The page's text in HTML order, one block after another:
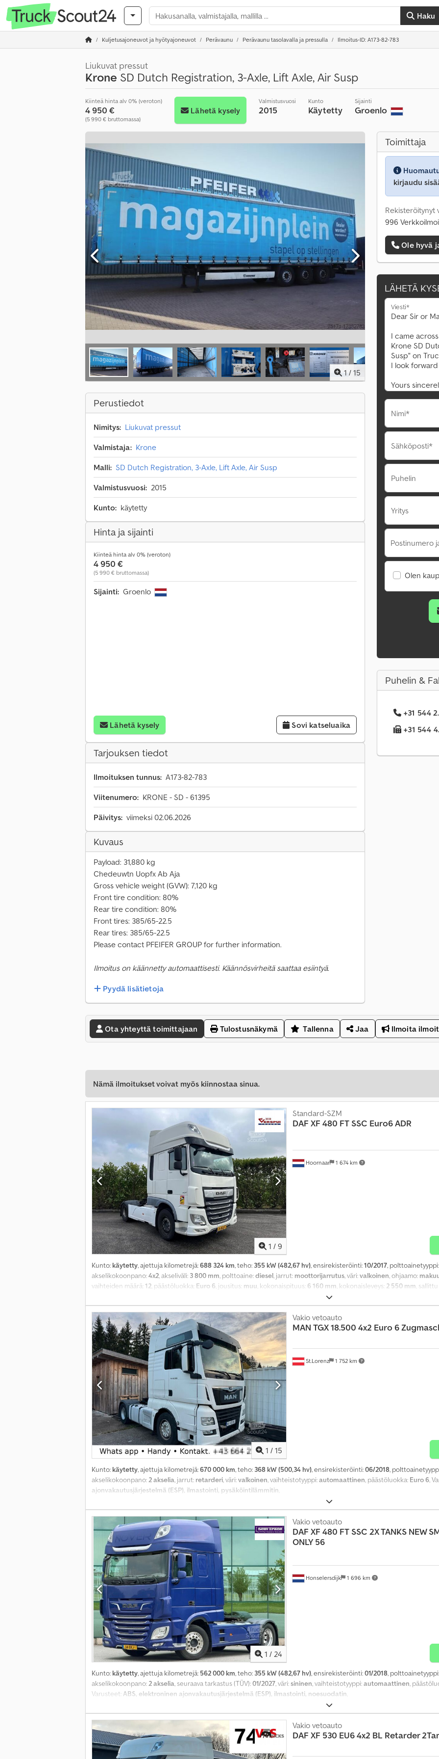
Haku
Kuljetusajoneuvot ja hyötyajoneuvot Perävaunu Perävaunu tasolavalla ja pressulla Ilmoitus-ID: A173-82-783
Liukuvat pressut
Krone SD Dutch Registration, 3-Axle, Lift Axle, Air Susp
Kiinteä hinta alv 0% (veroton)
4 950 €
(5 990 € bruttomassa)
Lähetä kysely
Valmistusvuosi
2015
Kunto
Käytetty
Sijainti
Groenlo
1 / 15
Perustiedot
Nimitys: Liukuvat pressut
Valmistaja: Krone
Malli: SD Dutch Registration, 3-Axle, Lift Axle, Air Susp
Valmistusvuosi: 2015
Kunto: käytetty
Hinta ja sijainti
Kiinteä hinta alv 0% (veroton)
4 950 €
(5 990 € bruttomassa)
Sijainti: Groenlo
Lähetä kysely Sovi katseluaika
Tarjouksen tiedot
Ilmoituksen tunnus: A173-82-783
Viitenumero: KRONE - SD - 61395
Päivitys: viimeksi 02.06.2026
Kuvaus
Payload: 31,880 kg
Chedeuwtn Uopfx Ab Aja
Gross vehicle weight (GVW): 7,120 kg
Front tire condition: 80%
Rear tire condition: 80%
Front tires: 385/65-22.5
Rear tires: 385/65-22.5
Please contact PFEIFER GROUP for further information.
Ilmoitus on käännetty automaattisesti. Käännösvirheitä saattaa esiintyä.
Pyydä lisätietoja
Toimittaja
kirjaudu
Rekisteröitynyt
996
Ole hyvä
LÄHETÄ
Viesti*
Nimi*
Sähköposti*
Puhelin
Yritys
Postinumero
Olen
Puhelin &
+31 544
+31 544
Ota yhteyttä toimittajaan Tulostusnäkymä Tallenna Jaa Ilmoita
Nämä ilmoitukset voivat myös kiinnostaa sinua.
1 / 9
Hoornaar 1 674 km
Standard-SZM
DAF XF 480 FT SSC Euro6 ADR
Kunto: käytetty, ajettuja kilometrejä:688 324 km, teho: 355 kW (482,67 hv), ensirekisteröinti:10/2017, polttoainetyyppi:
akselikokoonpano:4x2, akseliväli: 3 800 mm, polttoaine:diesel, jarrut: moottorijarrutus, väri:valkoinen, ohjaamo:
vaihteiden määrä:12, päästöluokka: Euro 6, jousitus: muu, kokonaispituus: 6 160 mm, kokonaisleveys: 2 550 mm,
ABS, ilmastointi, jääkaappi, keskuslukitus,
ikkunansäätö, toinen polttoainesäiliö, vakionopeudensäädin,
1 / 15
St.Lorenz 1 752 km
Vakio vetoauto
MAN TGX 18.500 4x2 Euro 6
Kunto: käytetty, ajettuja kilometrejä:670 000 km, teho: 368 kW (500,34 hv), ensirekisteröinti:06/2018,
akselikokoonpano:2 akselia, jarrut: retarderi, väri:valkoinen, vaihteistotyyppi:automaattinen, päästöluokka: Euro 6,
ajonvakautusjärjestelmä (ESP), ilmastointi, pysäköintilämmitin,
1 / 24
Honselersdijk 1 696 km
Vakio vetoauto
DAF XF 480 FT SSC 2X TANKS NEW
ONLY 56
Kunto: käytetty, ajettuja kilometrejä: 562 000 km, teho: 355 kW (482,67 hv), ensirekisteröinti:01/2018, polttoainetyyppi:
akselikokoonpano:2 akselia, seuraava tarkastus (TÜV):01/2027, väri:sininen, vaihteistotyyppi:automaattinen,
Varusteet: ABS, elektroninen ajonvakautusjärjestelmä (ESP), ilmastointi, noesuodatin,
Vakio vetoauto
DAF XF 530 EU6 4x2 BL Retarder